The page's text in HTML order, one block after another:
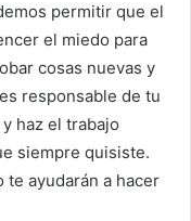
permitir que el
el miedo para
cosas nuevas y
responsable de tu
haz el trabajo
siempre quisiste.
te ayudarán a hacer